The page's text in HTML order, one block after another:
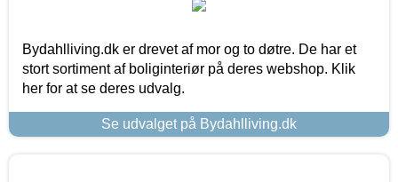
Bydahlliving.dk er drevet af mor og to døtre. De har et
stort sortiment af boliginteriør på deres webshop. Klik
her for at se deres udvalg.
Se udvalget på Bydahlliving.dk